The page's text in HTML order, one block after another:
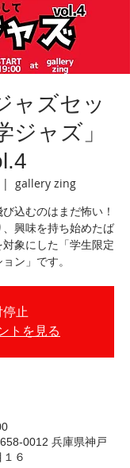
ャズセッ
ジャズ」
|
gallery zing
込むのはまだ怖い！
興味を持ち始めたば
象にした「学生限定
ン」です。
停止
トを見る
0012 兵庫県神戸
６